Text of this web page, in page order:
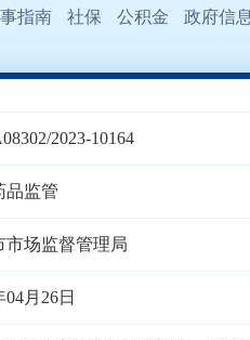
指南 社保 公积金 政府信
2023-10164
品监管
市场监督管理局
04月26日